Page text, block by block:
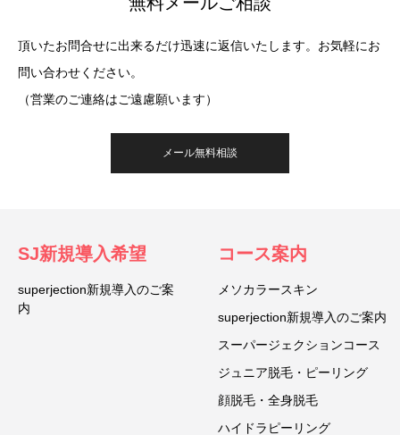
頂いたお問合せに出来るだけ迅速に返信いたします。お気軽にお
問い合わせください。
（営業のご連絡はご遠慮願います）
メール無料相談
SJ新規導入希望
superjection新規導入のご案
内
コース案内
メソカラースキン
superjection新規導入のご案内
スーパージェクションコース
ジュニア脱毛・ピーリング
顔脱毛・全身脱毛
ハイドラピーリング